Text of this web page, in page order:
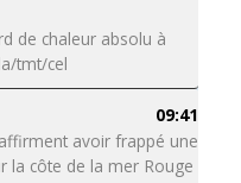
de chaleur absolu à
tmt/cel
09:41
avoir frappé une
la côte de la mer Rouge